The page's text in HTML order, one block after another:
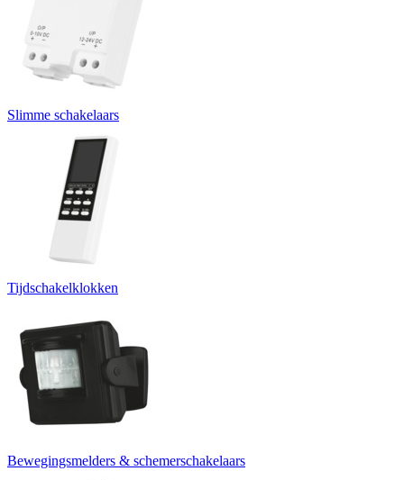
Slimme schakelaars
Tijdschakelklokken
Bewegingsmelders & schemerschakelaars